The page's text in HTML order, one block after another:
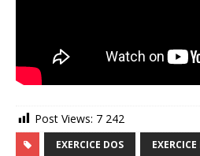
Post Views: 7 242
EXERCICE DOS